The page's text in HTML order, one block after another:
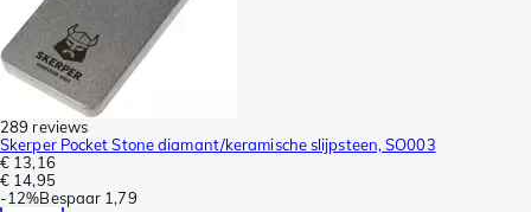
289 reviews
Skerper Pocket Stone diamant/keramische slijpsteen, SO003
€ 13,16
€ 14,95
-12%Bespaar 1,79